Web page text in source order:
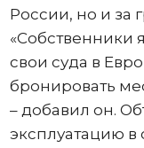
России, но и за
«Собственники
свои суда в
бронировать
– добавил он.
эксплуатацию